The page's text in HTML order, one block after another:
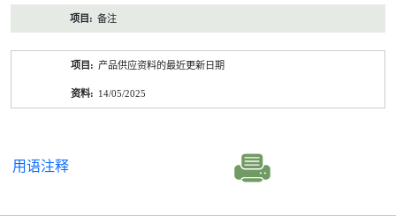
备注
产品供应资料的最近更新日期
14/05/2025
用语注释